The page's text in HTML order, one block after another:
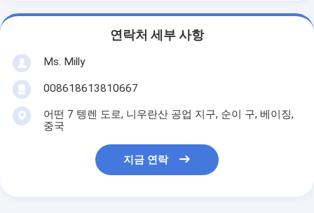
연락처 세부 사항
Ms. Milly
008618613810667
어떤 7 텡렌 도로, 니우란산 공업 지구, 순이 구, 베이징,
중국
지금 연락